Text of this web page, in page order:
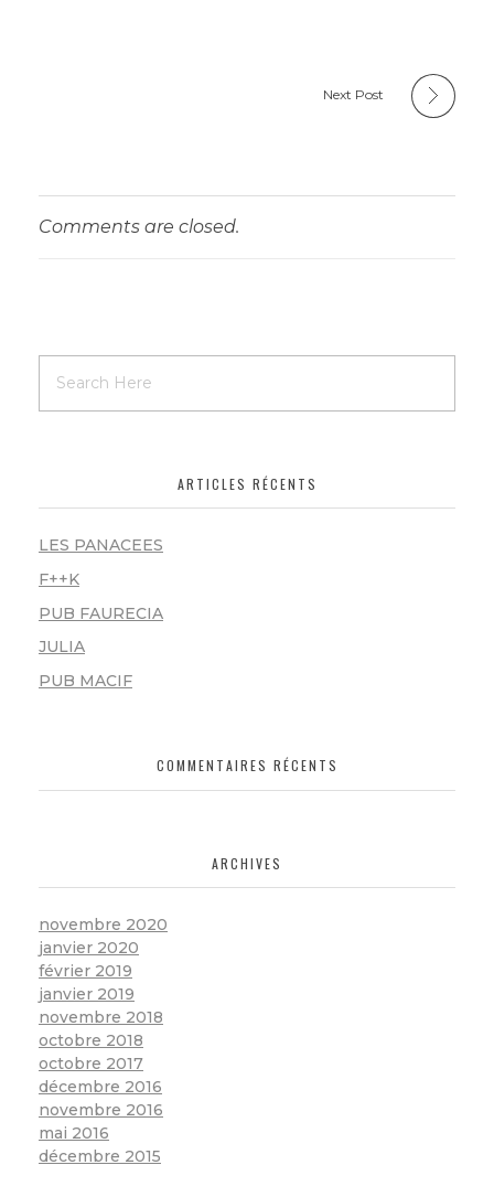
Next Post
Comments are closed.
ARTICLES RÉCENTS
LES PANACEES
F++K
PUB FAURECIA
JULIA
PUB MACIF
COMMENTAIRES RÉCENTS
ARCHIVES
novembre 2020
janvier 2020
février 2019
janvier 2019
novembre 2018
octobre 2018
octobre 2017
décembre 2016
novembre 2016
mai 2016
décembre 2015